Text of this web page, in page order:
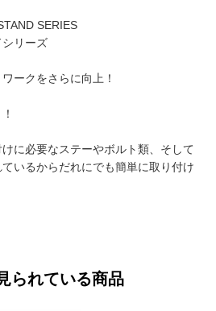
SERIES
リーズ
ークをさらに向上！
に必要なステーやボルト類、そして
いるからだれにでも簡単に取り付け
られている商品